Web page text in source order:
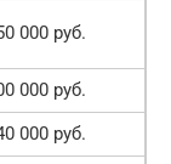
000 руб.
000 руб.
000 руб.